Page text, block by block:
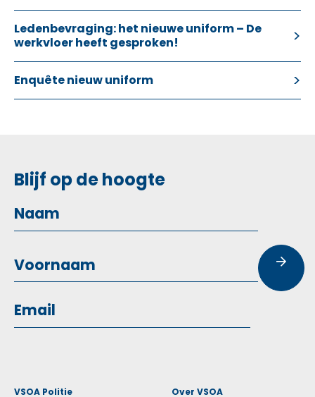
Ledenbevraging: het nieuwe uniform – De
werkvloer heeft gesproken!
Enquête nieuw uniform
Blijf op de hoogte
VSOA Politie
Over VSOA